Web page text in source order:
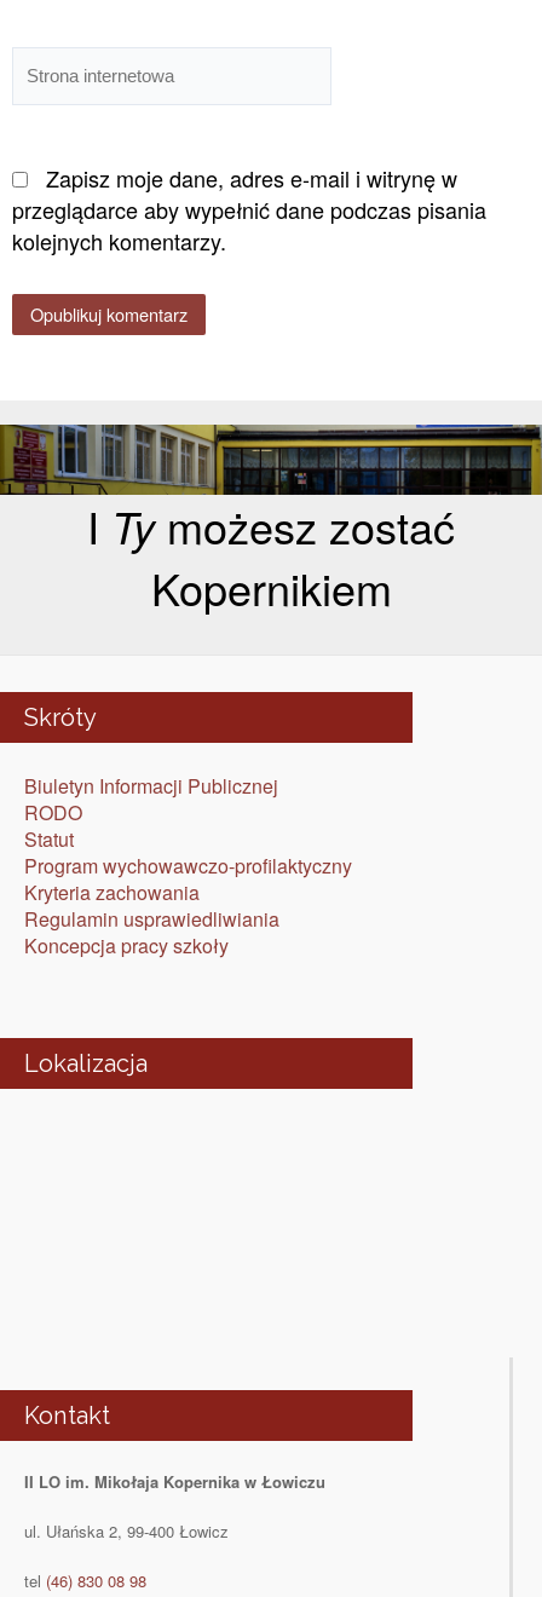
Strona
Zapisz moje dane, adres e-mail i witrynę w
przeglądarce aby wypełnić dane podczas pisania
kolejnych komentarzy.
I Tymożesz zostać
Kopernikiem
Skróty
Biuletyn Informacji Publicznej
RODO
Statut
Program wychowawczo-profilaktyczny
Kryteria zachowania
Regulamin usprawiedliwiania
Koncepcja pracy szkoły
Lokalizacja
Kontakt
II LO im. Mikołaja Kopernika w Łowiczu
ul. Ułańska 2, 99-400 Łowicz
tel (46) 830 08 98